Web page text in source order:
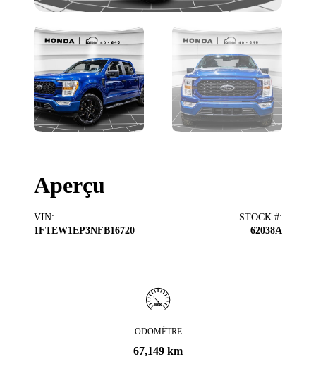
Aperçu
VIN:
1FTEW1EP3NFB16720
STOCK #:
62038A
ODOMÈTRE
67,149 km